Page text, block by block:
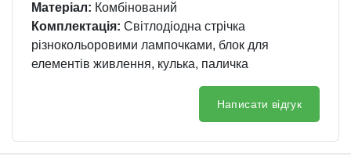
Матеріал: Комбінований
Комплектація: Світлодіодна стрічка
різнокольоровими лампочками, блок для
елементів живлення, кулька, паличка
Написати відгук